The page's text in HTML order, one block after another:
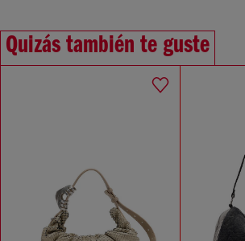
Quizás también te guste